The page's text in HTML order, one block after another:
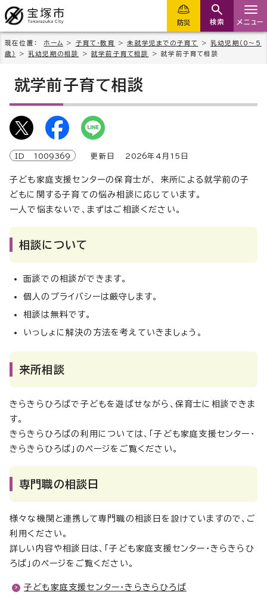
防災 検索 メニュー
現在位置： ホーム > 子育て・教育 >未就学児までの子育て >乳幼児期（0～5
歳）
>乳幼児期の相談 >就学前子育て相談 > 就学前子育て相談
就学前子育て相談
ID 1009369 更新日 2026年4月 15 日
子ども家庭支援センターの保育士が、 来所による就学前の子
どもに関する子育ての悩み相談に応じています。
一人で悩まないで、まずはご相談ください。
相談について
面談での相談ができます。
個人のプライバシーは厳守します。
相談は無料です。
いっしょに解決の方法を考えていきましょう。
来所相談
きらきらひろばで子どもを遊ばせながら、保育士に相談できま
す。
きらきらひろばの利用については、「子ども家庭支援センター・
きらきらひろば」のページをご覧ください。
専門職の相談日
様々な機関と連携して専門職の相談日を設けていますので、ご
利用ください。
詳しい内容や相談日は、「子ども家庭支援センター・きらきらひ
ろば」のページをご覧ください。
子ども家庭支援センター・きらきらひろば